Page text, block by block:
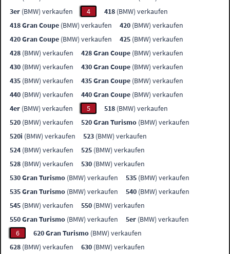
3er (BMW) verkaufen 4 418 (BMW) verkaufen
418 Gran Coupe (BMW) verkaufen 420 (BMW) verkaufen
420 Gran Coupe (BMW) verkaufen 425 (BMW) verkaufen
428 (BMW) verkaufen 428 Gran Coupe (BMW) verkaufen
430 (BMW) verkaufen 430 Gran Coupe (BMW) verkaufen
435 (BMW) verkaufen 435 Gran Coupe (BMW) verkaufen
440 (BMW) verkaufen 440 Gran Coupe (BMW) verkaufen
4er (BMW) verkaufen 5 518 (BMW) verkaufen
520 (BMW) verkaufen 520 Gran Turismo (BMW) verkaufen
520i (BMW) verkaufen 523 (BMW) verkaufen
524 (BMW) verkaufen 525 (BMW) verkaufen
528 (BMW) verkaufen 530 (BMW) verkaufen
530 Gran Turismo (BMW) verkaufen 535 (BMW) verkaufen
535 Gran Turismo (BMW) verkaufen 540 (BMW) verkaufen
545 (BMW) verkaufen 550 (BMW) verkaufen
550 Gran Turismo (BMW) verkaufen 5er (BMW) verkaufen
6
620 Gran Turismo (BMW) verkaufen
628 (BMW) verkaufen 630 (BMW) verkaufen